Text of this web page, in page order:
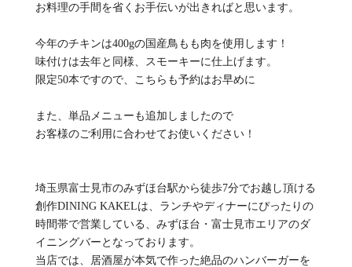
お料理の手間を省くお手伝いが出きればと思います。
今年のチキンは400gの国産鳥もも肉を使用します！
味付けは去年と同様、スモーキーに仕上げます。
限定50本ですので、こちらも予約はお早めに
また、単品メニューも追加しましたので
お客様のご利用に合わせてお使いください！
埼玉県富士見市のみずほ台駅から徒歩7分でお越し頂ける
創作DINING KAKELは、ランチやディナーにぴったりの
時間帯で営業している、みずほ台・富士見市エリアのダ
イニングバーとなっております。
当店では、居酒屋が本気で作った絶品のハンバーガーを